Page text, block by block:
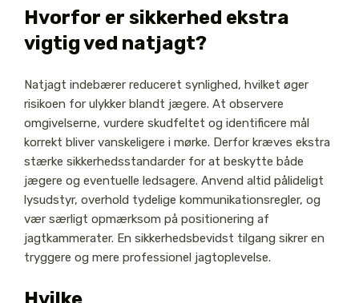
Hvorfor er sikkerhed ekstra
vigtig ved natjagt?
Natjagt indebærer reduceret synlighed, hvilket øger
risikoen for ulykker blandt jægere. At observere
omgivelserne, vurdere skudfeltet og identificere mål
korrekt bliver vanskeligere i mørke. Derfor kræves ekstra
stærke sikkerhedsstandarder for at beskytte både
jægere og eventuelle ledsagere. Anvend altid pålideligt
lysudstyr, overhold tydelige kommunikationsregler, og
vær særligt opmærksom på positionering af
jagtkammerater. En sikkerhedsbevidst tilgang sikrer en
tryggere og mere professionel jagtoplevelse.